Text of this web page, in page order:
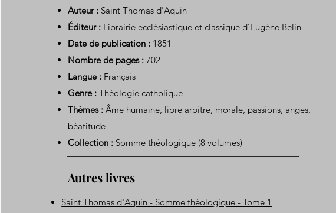
Auteur : Saint Thomas d'Aquin
Éditeur : Librairie ecclésiastique et classique d’Eugène Belin
Date de publication : 1851
Nombre de pages : 702
Langue : Français
Genre : Théologie catholique
Thèmes : Âme humaine, libre arbitre, morale, passions, anges,
béatitude
Collection : Somme théologique (8 volumes)
Autres livres
Saint Thomas d'Aquin - Somme théologique - Tome 1